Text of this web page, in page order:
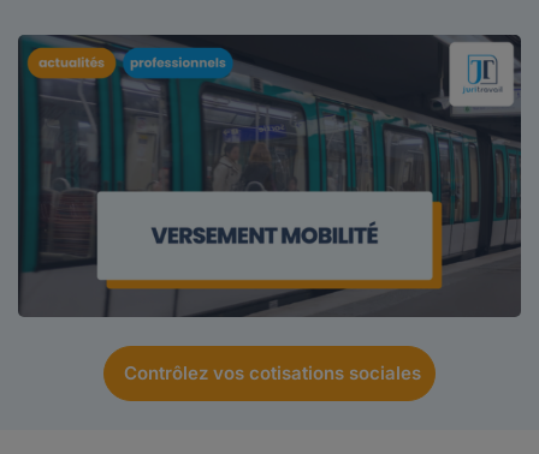
Contrôlez vos cotisations sociales